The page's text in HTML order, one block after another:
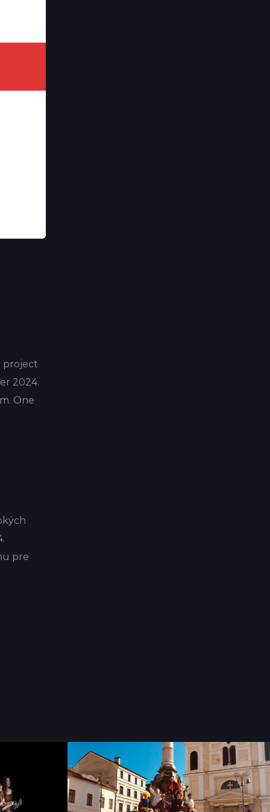
project
2024.
One
pre